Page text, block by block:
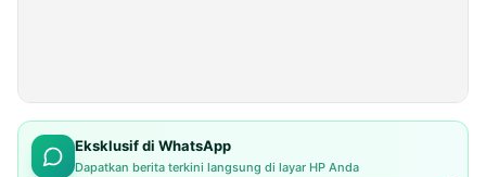
Eksklusif di WhatsApp
Dapatkan berita terkini langsung di layar HP Anda